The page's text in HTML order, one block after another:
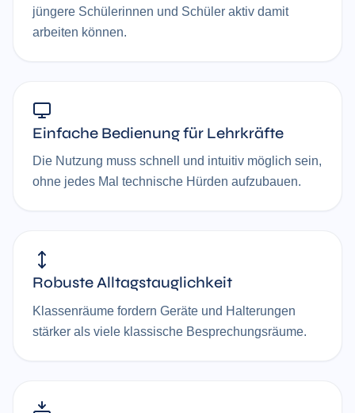
jüngere Schülerinnen und Schüler aktiv damit
arbeiten können.
Einfache Bedienung für Lehrkräfte
Die Nutzung muss schnell und intuitiv möglich sein,
ohne jedes Mal technische Hürden aufzubauen.
Robuste Alltagstauglichkeit
Klassenräume fordern Geräte und Halterungen
stärker als viele klassische Besprechungsräume.